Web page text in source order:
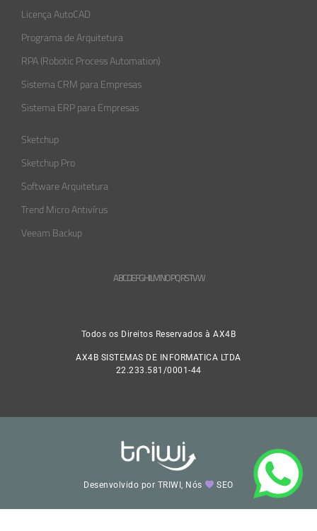
Licença AutoCAD
Programa de Arquitetura
RPA (Robotic Process Automation)
Sistema CRM para Empresas
Sistema ERP para Empresas
Sketchup
Sketchup Pro
Software Arquitetura
Trend Micro Antivírus
Veeam Backup
ABCDEFGHLMNOPQRSTVW
Todos os Direitos Reservados à AX4B
AX4B SISTEMAS DE INFORMATICA LTDA
22.233.581/0001-44
Desenvolvido por TRIWI, Nós SEO